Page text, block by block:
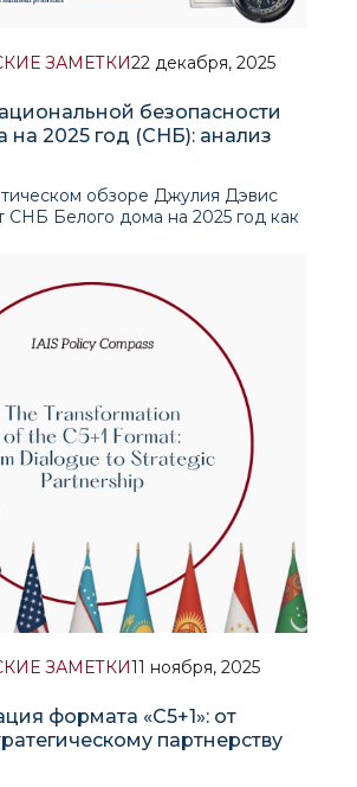
ЗАМЕТКИ22 декабря, 2025
безопасности
на 2025 год (СНБ): анализ
обзоре Джулия Дэвис
СНБ Белого дома на 2025 год как
великую стратегию США. В
находится попытка документ
ЗАМЕТКИ11 ноября, 2025
формата «C5+1»: от
партнерству